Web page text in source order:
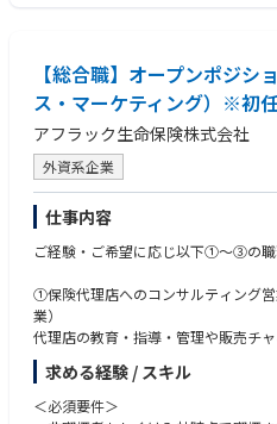
【総合職】オープンポジシ
ス・マーケティング）※初
アフラック生命保険株式会社
外資系企業
仕事内容
ご経験・ご希望に応じ以下①～③の職
①保険代理店へのコンサルティング
業）
代理店の教育・指導・管理や販売チ
ける個人情報管理の強化に関する対
だきます。
求める経験 / スキル
＜必須要件＞